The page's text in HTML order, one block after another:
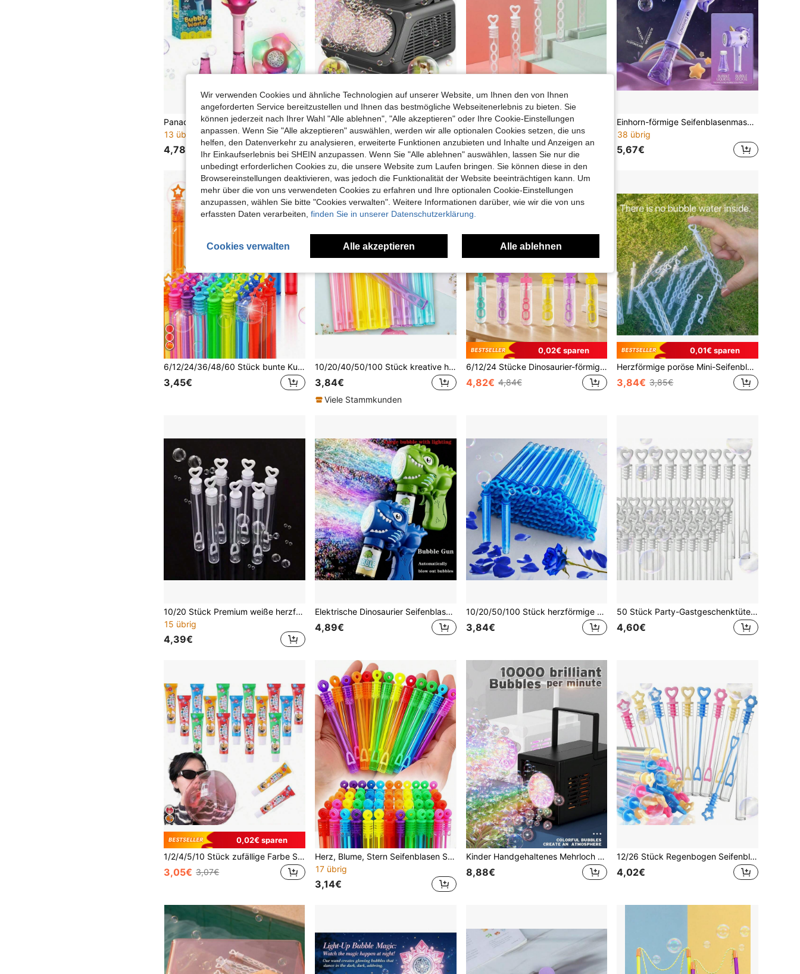
Panacare Blumen Seifenblasen Wand, Elektronische Seifenblasenmaschine für Kinder mit Seifenblasenflüssigkeit/wiederaufladbarem Akku/Licht, 10.000+ Seifenblasen Outdoor Spielzeug, Geschenk für Kinder/Geburtstag/Party/Hochzeit
13 übrig
4,78€
Sommerlicher Spielzeug-Zauber-Seifenblasenmaschine für den Außenbereich, Bühnen-Seifenblasenmaschine, Dual-Luftauslass 2.000+ Blasen pro Minute, tragbar, ideale Wahl für Partys zur Stimmungsverbesserung, bestes Festival-Geschenk
22 übrig
4,98€
3,93€
Einhorn-förmige Seifenblasenmaschine mit LED-Farblichteffekten, automatische Seifenblasenmaschine mit One-Touch-Ausstoß, Outdoor-Spielzeug, traumhafter Seifenblasenstab für Mädchen, perfektes Weihnachts-, Geburtstags- und Feiertagsgeschenk
38 übrig
5,67€
6/12/24/36/48/60 Stück bunte Kunststoff-Seifenblasenstäbe (leere Flaschen), Mini-Seifenflaschen, geeignet für Geburtstagsparty, Hochzeitsdekoration
3,45€
10/20/40/50/100 Stück kreative herzförmige (leere Flasche) Seifenblasen-Stäbe, tragbare Reagenzglas-Seifenblasen-Stäbe für Hochzeit, Geburtstag, Veranstaltungsdekoration (Seifenblasenflüssigkeit nicht enthalten)
3,84€
Viele Stammkunden
0,02€ sparen
6/12/24 Stücke Dinosaurier-förmige Seifenblasen-Stäbe (keine Flüssigkeit erforderlich), Ozean-Themen Party Zubehör, Schüler Klassenzimmer Belohnungen, Geburtstag, Weihnachten, Abschluss, Valentinstag, Hochzeitsdekoration, Feiertags-Geschenke
4,82€ 4,84€
0,01€ sparen
Herzförmige poröse Mini-Seifenblasen-Stäbe, Hochzeits-Liebes-Seifenblasen-Stäbe, Party-Favors & Geschenke, geeignet für Hochzeiten, Partys und Feiern (Seifenblasenflüssigkeit nicht enthalten)
3,84€ 3,85€
10/20 Stück Premium weiße herzförmige Mini-Seifenblasenstäbe, flüssigkeitsfreie Seifenblasen-Spielzeuge, geeignet für Jahrestag, Feier, Poolparty, Familientreffen, Hochzeit, Partygeschenke, Geburtstag, verschiedene Feiertagspartys, Outdoor-Aktivitäten, hochwertig und langanhaltend
15 übrig
4,39€
Elektrische Dinosaurier Seifenblasenpistole - Outdoor Hochzeitsparty Spielzeug Automatischer Seifenblasenwerfer, kreatives Cartoon Licht Geburtstaggeschenk, tragbar und einfach zu bedienen, batteriebetrieben (Seifenblasenflüssigkeit nicht enthalten)
4,89€
10/20/50/100 Stück herzförmige Reagenzglas (leer) Seifenblasen Stäbe, Hochzeit/Party Dekoration, tragbare Reagenzglas Spielzeuge
3,84€
50 Stück Party-Gastgeschenktüten mit Mini-Seifenblasenmaschine, kleine Seifenblasen-Gastgeschenktüten für Hochzeiten, Kindergeburtstage, Füllungen, Hochzeitsgeschenke, Spielzeug 10,5 x 1 cm (leere Seifenblasenröhren)
4,60€
0,02€ sparen
1/2/4/5/10 Stück zufällige Farbe Seifenblasen, Spaß am Seifenblasen pusten - geeignet für Geburtstagsfeiern, Spielrequisiten, Outdoor-Spielzeug, Partytüten-Füllungen, Partybegünstigungen für Kinder, Partyspiele, Outdoor
3,05€ 3,07€
Herz, Blume, Stern Seifenblasen Stäbe - Mehrfarbig & Design (Herz, Blume, Stern) - Plastik Seifenblasen Blasen, ideal für Kindergeburtstage, Baby-Partys, Geschenke für Jungen & Mädchen - ohne Flüssigkeit, leere Flasche
17 übrig
3,14€
Kinder Handgehaltenes Mehrloch Vollautomatisch Seifenblasen Spielzeug Elektrisch Rechteckig Tragbar Seifenblasenmaschine Spaß Outdoor Tragbar Seifenblasen Blasenspielzeug Geschenk (Batterie und Seifenlösung nicht enthalten)
8,88€
12/26 Stück Regenbogen Seifenblasen Stäbe - ideal für Hochzeiten, Brautduschen, Abschlussfeiern usw. - batteriefrei, federfrei als Partyfavors
4,02€
Wir verwenden Cookies und ähnliche Technologien auf unserer Website, um Ihnen den von Ihnen
angeforderten Service bereitzustellen und Ihnen das bestmögliche Webseitenerlebnis zu bieten. Sie
können jederzeit nach Ihrer Wahl "Alle ablehnen", "Alle akzeptieren" oder Ihre Cookie-Einstellungen
anpassen. Wenn Sie "Alle akzeptieren" auswählen, werden wir alle optionalen Cookies setzen, die uns
helfen, den Datenverkehr zu analysieren, erweiterte Funktionen anzubieten und Inhalte und Anzeigen an
Ihr Einkaufserlebnis bei SHEIN anzupassen. Wenn Sie "Alle ablehnen" auswählen, lassen Sie nur die
unbedingt erforderlichen Cookies zu, die unsere Website zum Laufen bringen. Sie können diese in den
Browsereinstellungen deaktivieren, was jedoch die Funktionalität der Website beeinträchtigen kann. Um
mehr über die von uns verwendeten Cookies zu erfahren und Ihre optionalen Cookie-Einstellungen
anzupassen, wählen Sie bitte "Cookies verwalten". Weitere Informationen darüber, wie wir die von uns
erfassten Daten verarbeiten, finden Sie in unserer Datenschutzerklärung.
Cookies verwalten Alle akzeptieren Alle ablehnen